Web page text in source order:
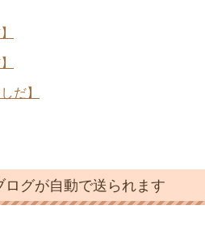
だ】
グが自動で送られます